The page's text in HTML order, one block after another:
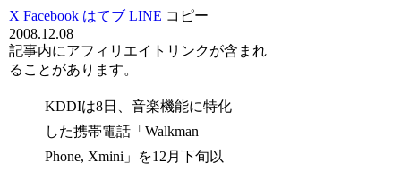
X Facebook はてブ LINE コピー
2008.12.08
記事内にアフィリエイトリンクが含まれ
ることがあります。
KDDIは8日、音楽機能に特化
した携帯電話「Walkman
Phone, Xmini」を12月下旬以